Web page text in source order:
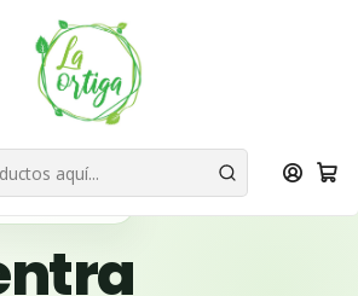
quienes quieren un planeta más verde...
Nuestra Misión
Región de Valparaíso
Quillota
DE CHILE